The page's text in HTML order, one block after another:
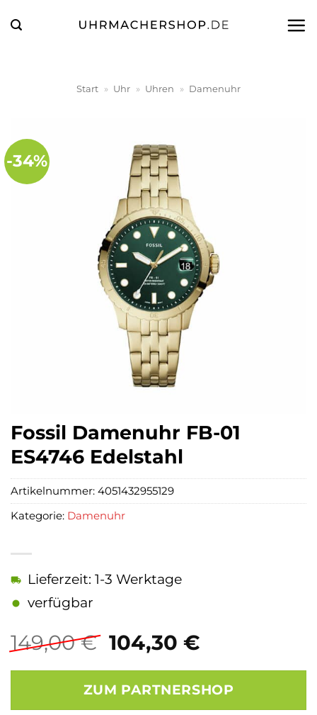
Inhalt
Start » Uhr » Uhren » Damenuhr
-34%
Fossil Damenuhr FB-01
ES4746 Edelstahl
149,00€ Ursprünglicher
Preis
war:
149,00 €
104,30 €Aktueller
ist:
104,30 €.
Lieferzeit: 1-3 Werktage
verfügbar
ZUM PARTNERSHOP
Artikelnummer: 4051432955129
Kategorie: Damenuhr